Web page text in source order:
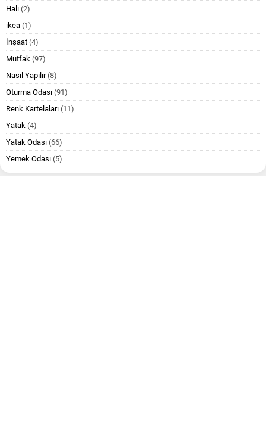
Halı (2)
ikea (1)
İnşaat (4)
Mutfak (97)
Nasıl Yapılır(8)
Oturma Odası (91)
Renk Kartelaları (11)
Yatak (4)
Yatak Odası (66)
Yemek Odası (5)